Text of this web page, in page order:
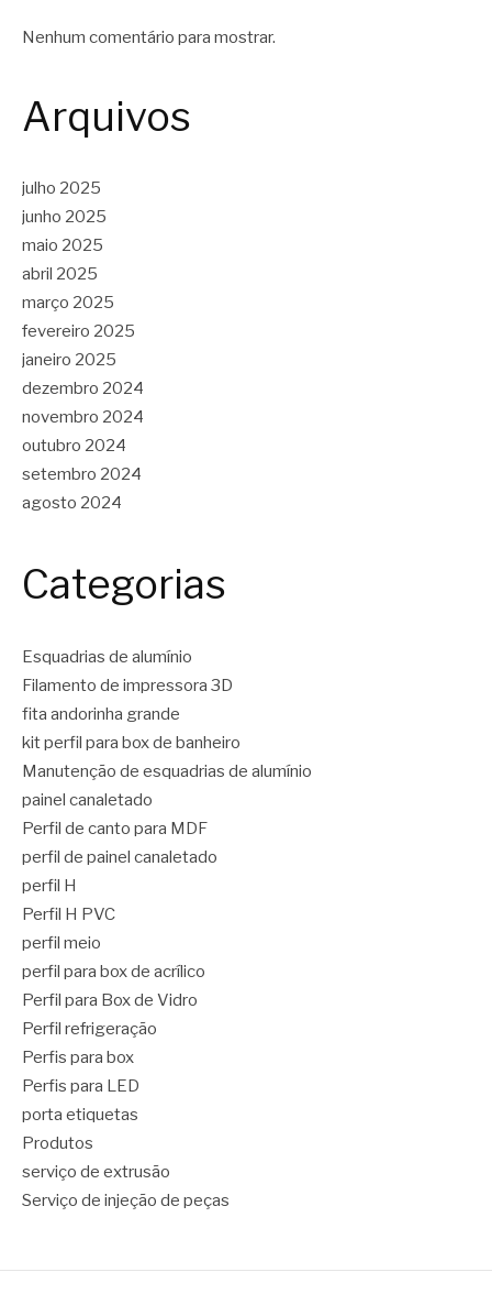
Nenhum comentário para mostrar.
Arquivos
julho 2025
junho 2025
maio 2025
abril 2025
março 2025
fevereiro 2025
janeiro 2025
dezembro 2024
novembro 2024
outubro 2024
setembro 2024
agosto 2024
Categorias
Esquadrias de alumínio
Filamento de impressora 3D
fita andorinha grande
kit perfil para box de banheiro
Manutenção de esquadrias de alumínio
painel canaletado
Perfil de canto para MDF
perfil de painel canaletado
perfil H
Perfil H PVC
perfil meio
perfil para box de acrílico
Perfil para Box de Vidro
Perfil refrigeração
Perfis para box
Perfis para LED
porta etiquetas
Produtos
serviço de extrusão
Serviço de injeção de peças